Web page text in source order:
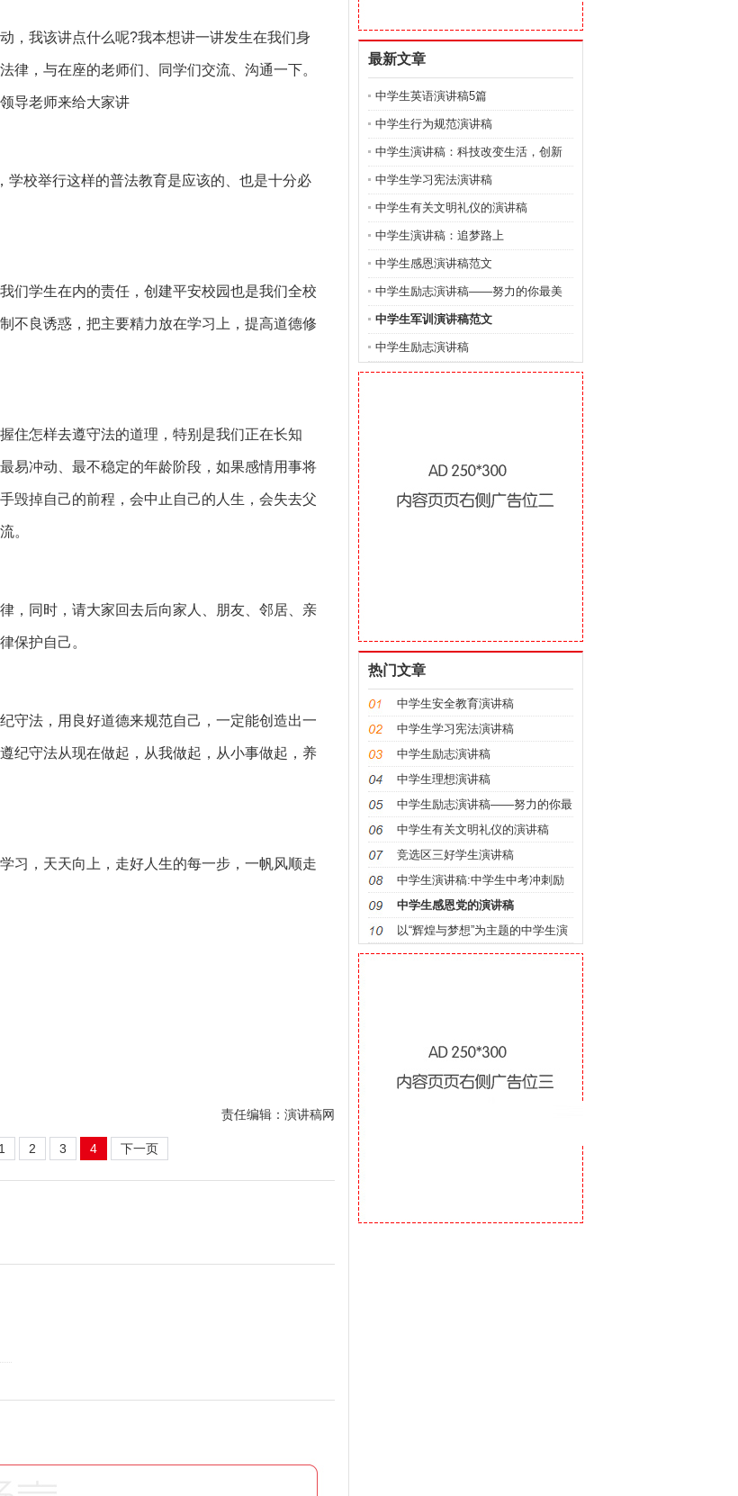
，我该讲点什么呢?我本想讲一讲发生在我们身
律，与在座的老师们、同学们交流、沟通一下。
导老师来给大家讲
学校举行这样的普法教育是应该的、也是十分必
们学生在内的责任，创建平安校园也是我们全校
不良诱惑，把主要精力放在学习上，提高道德修
住怎样去遵守法的道理，特别是我们正在长知
易冲动、最不稳定的年龄阶段，如果感情用事将
毁掉自己的前程，会中止自己的人生，会失去父
。
，同时，请大家回去后向家人、朋友、邻居、亲
保护自己。
守法，用良好道德来规范自己，一定能创造出一
纪守法从现在做起，从我做起，从小事做起，养
习，天天向上，走好人生的每一步，一帆风顺走
责任编辑：演讲稿网
1 2 3 4 下一页
最新文章
中学生英语演讲稿5篇
中学生行为规范演讲稿
中学生演讲稿：科技改变生活，创新
成就
中学生学习宪法演讲稿
中学生有关文明礼仪的演讲稿
中学生演讲稿：追梦路上
中学生感恩演讲稿范文
中学生励志演讲稿——努力的你最美
丽
中学生军训演讲稿范文
中学生励志演讲稿
热门文章
中学生安全教育演讲稿
中学生学习宪法演讲稿
中学生励志演讲稿
中学生理想演讲稿
中学生励志演讲稿——努力的你最
美丽
中学生有关文明礼仪的演讲稿
竞选区三好学生演讲稿
中学生演讲稿:中学生中考冲刺励
志演说稿
中学生感恩党的演讲稿
以“辉煌与梦想”为主题的中学生演
讲稿